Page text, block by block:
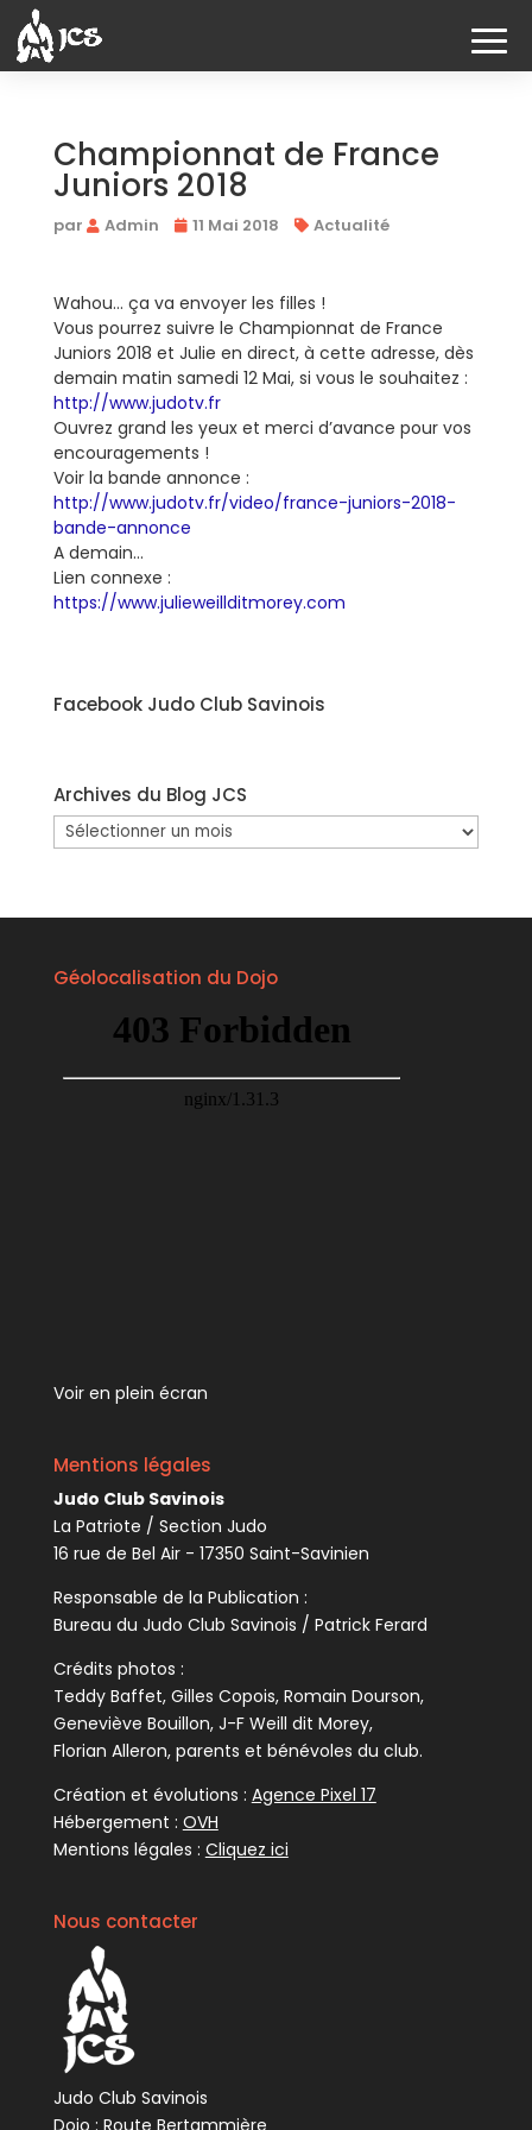
Championnat de France
Juniors 2018
par Admin 11 Mai 2018 Actualité
Wahou… ça va envoyer les filles !
Vous pourrez suivre le Championnat de France
Juniors 2018 et Julie en direct, à cette adresse, dès
demain matin samedi 12 Mai, si vous le souhaitez :
http://www.judotv.fr
Ouvrez grand les yeux et merci d’avance pour vos
encouragements !
Voir la bande annonce :
http://www.judotv.fr/video/france-juniors-2018-
bande-annonce
A demain…
Lien connexe :
https://www.julieweillditmorey.com
Facebook Judo Club Savinois
Archives du Blog JCS
Archives
du
Géolocalisation du Dojo
Voir en plein écran
Mentions légales
Judo Club Savinois
La Patriote / Section Judo
16 rue de Bel Air - 17350 Saint-Savinien
Responsable de la Publication :
Bureau du Judo Club Savinois / Patrick Ferard
Crédits photos :
Teddy Baffet, Gilles Copois, Romain Dourson,
Geneviève Bouillon, J-F Weill dit Morey,
Florian Alleron, parents et bénévoles du club.
Création et évolutions : Agence Pixel 17
Hébergement : OVH
Mentions légales : Cliquez ici
Nous contacter
Judo Club Savinois